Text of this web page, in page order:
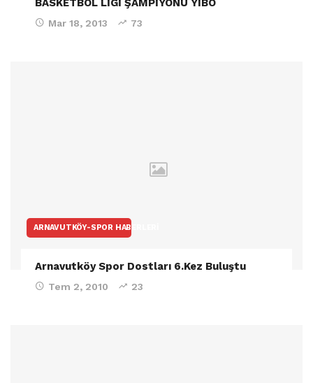
Mar 18, 2013 73
ARNAVUTKÖY-SPOR HABERLERI
Arnavutköy Spor Dostları 6.Kez Buluştu
Tem 2, 2010 23